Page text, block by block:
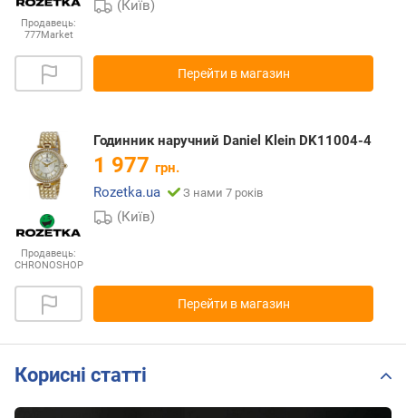
Продавець:
777Market
(Київ)
Перейти в магазин
Продавець:
CHRONOSHOP
Годинник наручний Daniel Klein DK11004-4
1 977 грн.
Rozetka.ua
З нами 7 років
(Київ)
Перейти в магазин
Корисні статті